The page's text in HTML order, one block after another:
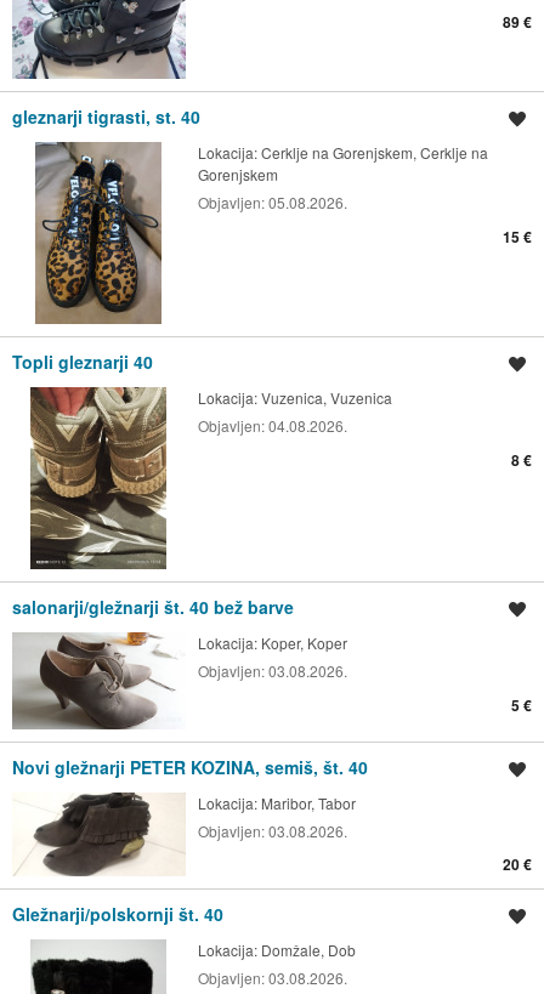
89 €
gleznarji tigrasti, st. 40
Lokacija:Cerklje na Gorenjskem, Cerklje na
Gorenjskem
Objavljen:05.08.2026.
15 €
Topli gleznarji 40
Lokacija:Vuzenica, Vuzenica
Objavljen:04.08.2026.
8 €
salonarji/gležnarji št. 40 bež barve
Lokacija: Koper, Koper
Objavljen:03.08.2026.
5 €
Novi gležnarji PETER KOZINA, semiš, št. 40
Lokacija: Maribor, Tabor
Objavljen:03.08.2026.
20 €
Gležnarji/polskornji št. 40
Lokacija: Domžale, Dob
Objavljen:03.08.2026.